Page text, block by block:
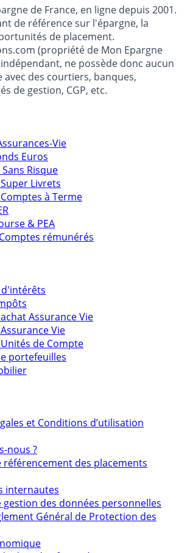
de France, en ligne depuis 2001.
de référence sur l'épargne, la
de placement.
(propriété de Mon Epargne
ne possède donc aucun
des courtiers, banques,
de gestion, CGP, etc.
Vie
Euros
Risque
Livrets
à Terme
& PEA
rémunérés
Assurance Vie
Vie
de Compte
portefeuilles
et Conditions d’utilisation
nous ?
référencement des placements
internautes
gestion des données personnelles
Général de Protection des